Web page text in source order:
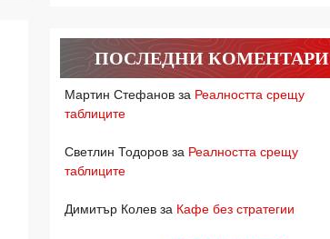
ПОСЛЕДНИ КОМЕНТАРИ
Мартин Стефанов за Реалността срещу
таблиците
Светлин Тодоров за Реалността срещу
таблиците
Димитър Колев за Кафе без стратегии